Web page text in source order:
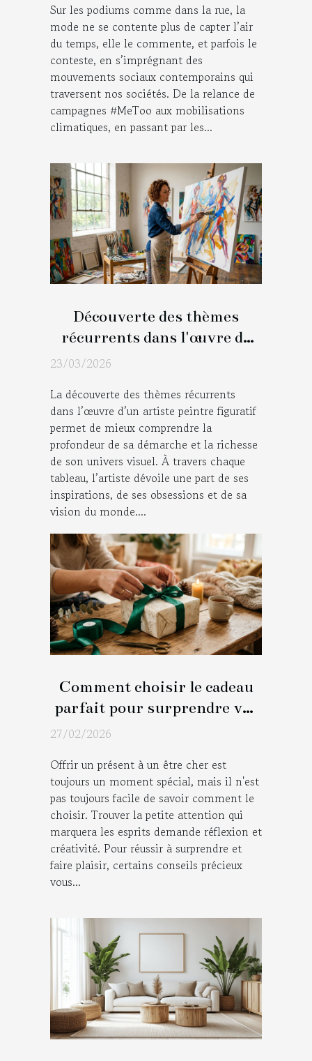
Sur les podiums comme dans la rue, la
mode ne se contente plus de capter l’air
du temps, elle le commente, et parfois le
conteste, en s’imprégnant des
mouvements sociaux contemporains qui
traversent nos sociétés. De la relance de
campagnes #MeToo aux mobilisations
climatiques, en passant par les...
Découverte des thèmes
récurrents dans l'œuvre de
l'artiste peintre figuratif
23/03/2026
La découverte des thèmes récurrents
dans l’œuvre d’un artiste peintre figuratif
permet de mieux comprendre la
profondeur de sa démarche et la richesse
de son univers visuel. À travers chaque
tableau, l’artiste dévoile une part de ses
inspirations, de ses obsessions et de sa
vision du monde....
Comment choisir le cadeau
parfait pour surprendre vos
27/02/2026
Offrir un présent à un être cher est
toujours un moment spécial, mais il n'est
pas toujours facile de savoir comment le
choisir. Trouver la petite attention qui
marquera les esprits demande réflexion et
créativité. Pour réussir à surprendre et
faire plaisir, certains conseils précieux
vous...